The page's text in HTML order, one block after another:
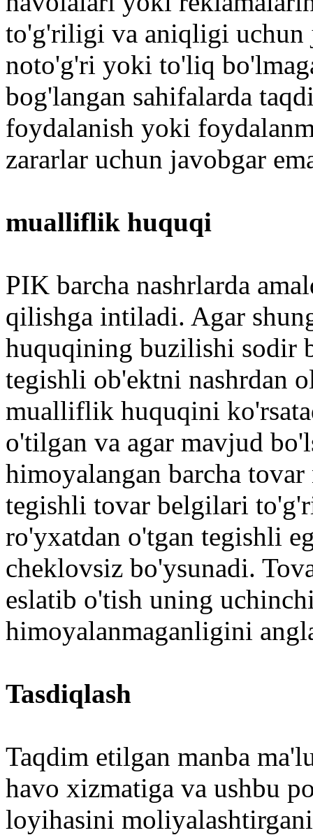
to'g'riligi va aniqligi uchun
noto'g'ri yoki to'liq
bog'langan sahifalarda
foydalanish yoki
zararlar uchun javobgar
mualliflik huquqi
PIK barcha nashrlarda
qilishga intiladi. Agar
huquqining buzilishi sodir
tegishli ob'ektni nashrdan
mualliflik huquqini
o'tilgan va agar mavjud
himoyalangan barcha
tegishli tovar belgilari
ro'yxatdan o'tgan tegishli
cheklovsiz bo'ysunadi.
eslatib o'tish uning
himoyalanmaganligini
Tasdiqlash
Taqdim etilgan manba
havo xizmatiga va ushbu
loyihasini